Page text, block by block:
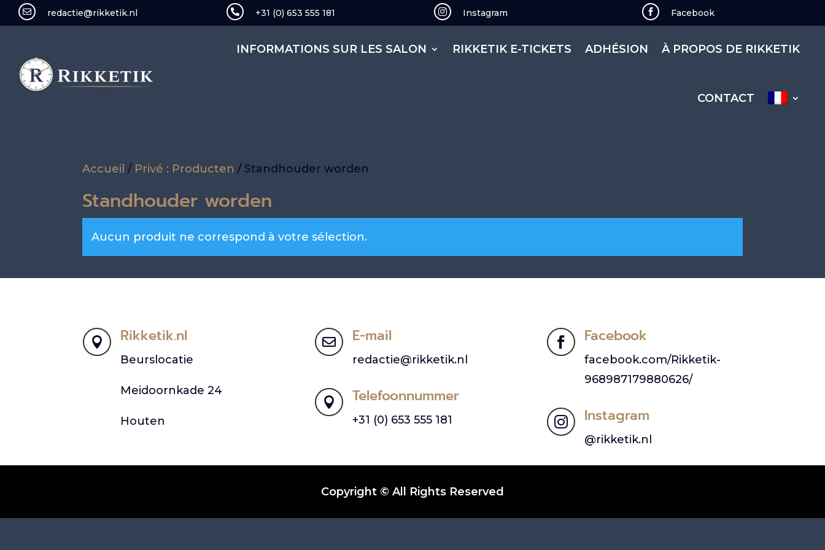
 redactie@rikketik.nl  +31 (0) 653 555 181  Instagram  Facebook
INFORMATIONS SUR LES SALON RIKKETIK E-TICKETS ADHÉSION À PROPOS DE RIKKETIK
CONTACT
Accueil / Privé : Producten / Standhouder worden
Standhouder worden
Aucun produit ne correspond à votre sélection.
 Rikketik.nl
Beurslocatie
Meidoornkade 24
Houten
 E-mail
redactie@rikketik.nl
 Telefoonnummer
+31 (0) 653 555 181
 Facebook
facebook.com/Rikketik-
968987179880626/
 Instagram
@rikketik.nl
Copyright © All Rights Reserved